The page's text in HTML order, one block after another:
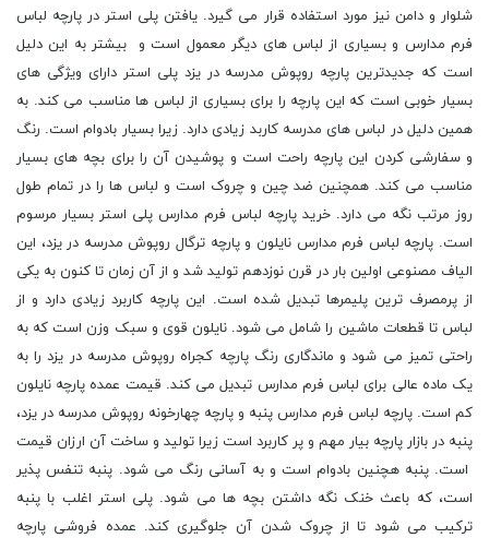
شلوار و دامن نیز مورد استفاده قرار می گیرد. یافتن پلی استر در پارچه لباس
فرم مدارس و بسیاری از لباس های دیگر معمول است و بیشتر به این دلیل
است که جدیدترین پارچه روپوش مدرسه در یزد پلی استر دارای ویژگی های
بسیار خوبی است که این پارچه را برای بسیاری از لباس ها مناسب می کند. به
همین دلیل در لباس های مدرسه کاربد زیادی دارد. زیرا بسیار بادوام است. رنگ
و سفارشی کردن این پارچه راحت است و پوشیدن آن را برای بچه های بسیار
مناسب می کند. همچنین ضد چین و چروک است و لباس ها را در تمام طول
روز مرتب نگه می دارد. خرید پارچه لباس فرم مدارس پلی استر بسیار مرسوم
است. پارچه لباس فرم مدارس نایلون و پارچه ترگال روپوش مدرسه در یزد، این
الیاف مصنوعی اولین بار در قرن نوزدهم تولید شد و از آن زمان تا کنون به یکی
از پرمصرف ترین پلیمرها تبدیل شده است. این پارچه کاربرد زیادی دارد و از
لباس تا قطعات ماشین را شامل می شود. نایلون قوی و سبک وزن است که به
راحتی تمیز می شود و ماندگاری رنگ پارچه کجراه روپوش مدرسه در یزد را به
یک ماده عالی برای لباس فرم مدارس تبدیل می کند. قیمت عمده پارچه نایلون
کم است. پارچه لباس فرم مدارس پنبه و پارچه چهارخونه روپوش مدرسه در یزد،
پنبه در بازار پارچه بیار مهم و پر کاربرد است زیرا تولید و ساخت آن ارزان قیمت
است. پنبه هچنین بادوام است و به آسانی رنگ می شود. پنبه تنفس پذیر
است، که باعث خنک نگه داشتن بچه ها می شود. پلی استر اغلب با پنبه
ترکیب می شود تا از چروک شدن آن جلوگیری کند. عمده فروشی پارچه